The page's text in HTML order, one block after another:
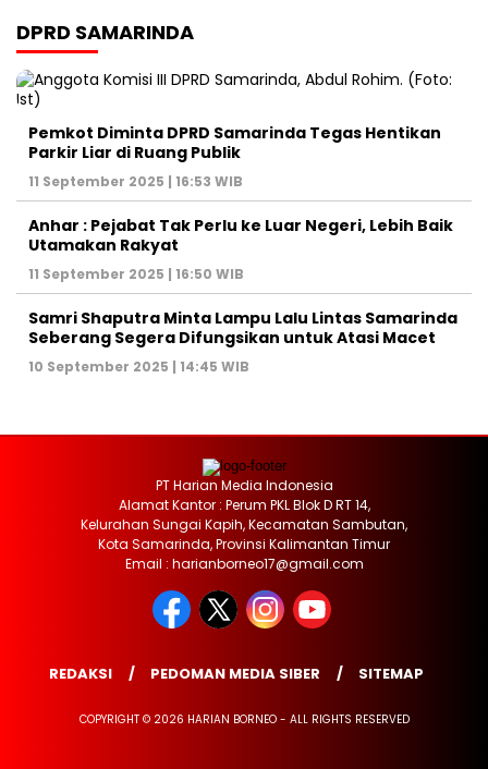
DPRD SAMARINDA
Pemkot Diminta DPRD Samarinda Tegas Hentikan
Parkir Liar di Ruang Publik
11 September 2025 | 16:53 WIB
Anhar : Pejabat Tak Perlu ke Luar Negeri, Lebih Baik
Utamakan Rakyat
11 September 2025 | 16:50 WIB
Samri Shaputra Minta Lampu Lalu Lintas Samarinda
Seberang Segera Difungsikan untuk Atasi Macet
10 September 2025 | 14:45 WIB
PT Harian Media Indonesia
Alamat Kantor : Perum PKL Blok D RT 14,
Kelurahan Sungai Kapih, Kecamatan Sambutan,
Kota Samarinda, Provinsi Kalimantan Timur
Email : harianborneo17@gmail.com
REDAKSI PEDOMAN MEDIA SIBER SITEMAP
COPYRIGHT © 2026 HARIAN BORNEO - ALL RIGHTS RESERVED